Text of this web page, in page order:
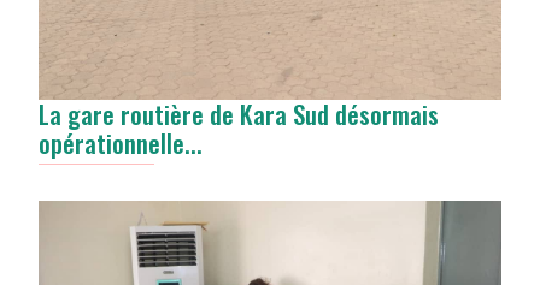
La gare routière de Kara Sud désormais
opérationnelle...